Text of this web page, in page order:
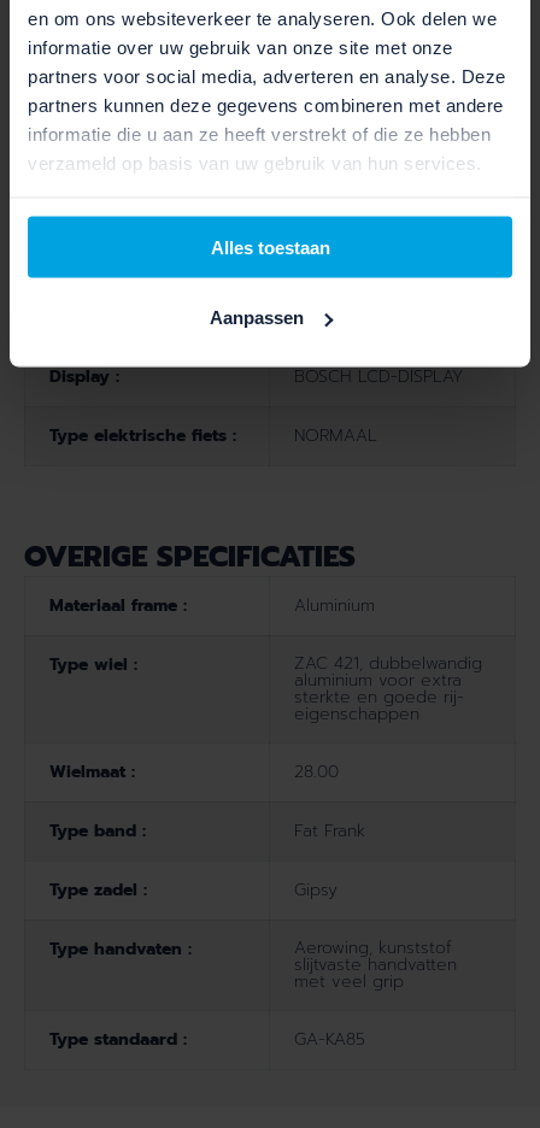
en om ons websiteverkeer te analyseren. Ook delen we
informatie over uw gebruik van onze site met onze
partners voor social media, adverteren en analyse. Deze
partners kunnen deze gegevens combineren met andere
informatie die u aan ze heeft verstrekt of die ze hebben
verzameld op basis van uw gebruik van hun services.
Alles toestaan
Aanpassen
Type versnelling : Nexus 7
Type shifters : Nexus 7
Verlichting voor : Swingo
MOTOR SPECIFICATIES
Display : BOSCH LCD-DISPLAY
Type elektrische fiets : NORMAAL
OVERIGE SPECIFICATIES
Materiaal frame : Aluminium
Type wiel : ZAC 421, dubbelwandig
aluminium voor extra
sterkte en goede rij-
eigenschappen
Wielmaat : 28.00
Type band : Fat Frank
Type zadel : Gipsy
Type handvaten : Aerowing, kunststof
slijtvaste handvatten
met veel grip
Type standaard : GA-KA85